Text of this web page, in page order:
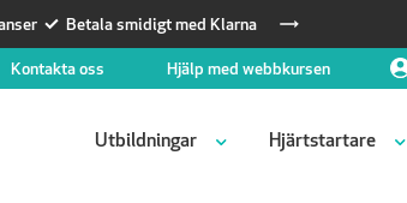
Betala smidigt med Klarna
Kontakta oss Hjälp med webbkursen
Utbildningar Hjärtstartare